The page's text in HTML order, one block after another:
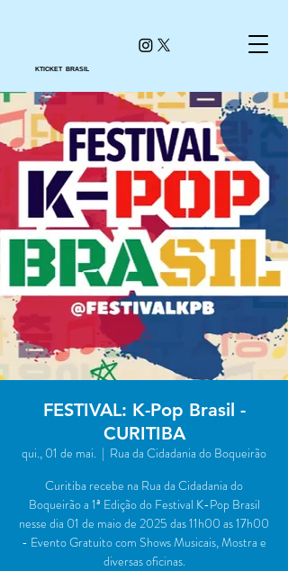
KTICKET BRASIL
FESTIVAL: K-Pop Brasil -
CURITIBA
qui., 01 de mai.
  |
Rua da Cidadania do Boqueirão
Curitiba recebe na Rua da Cidadania do
Boqueirão a 1ª Edição do Festival K-Pop Brasil
nesse dia 01 de maio de 2025 das 11h00 as 17h00
- Evento Gratuito com Shows Musicais, Mostra e
diversas oficinas.